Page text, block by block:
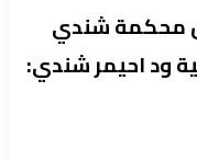
محكمة شندي
ود احيمر شندي: